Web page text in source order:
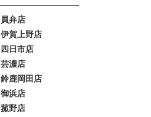
員弁店
伊賀上野店
四日市店
芸濃店
鈴鹿岡田店
御浜店
菰野店